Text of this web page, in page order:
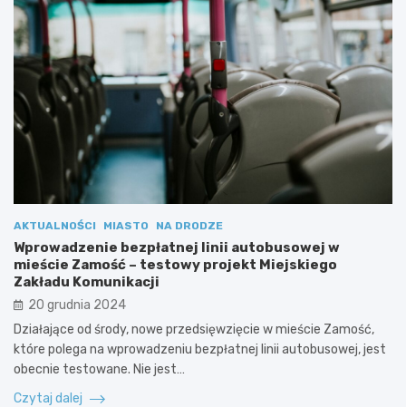
AKTUALNOŚCI MIASTO NA DRODZE
Wprowadzenie bezpłatnej linii autobusowej w
mieście Zamość – testowy projekt Miejskiego
Zakładu Komunikacji
20 grudnia 2024
Działające od środy, nowe przedsięwzięcie w mieście Zamość,
które polega na wprowadzeniu bezpłatnej linii autobusowej, jest
obecnie testowane. Nie jest…
Czytaj dalej